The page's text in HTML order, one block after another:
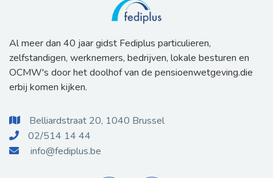
Al meer dan 40 jaar gidst Fediplus particulieren,
zelfstandigen, werknemers, bedrijven, lokale besturen en
OCMW's door het doolhof van de pensioenwetgeving.die
erbij komen kijken.
 Belliardstraat 20, 1040 Brussel
 02/514 14 44
 info@fediplus.be